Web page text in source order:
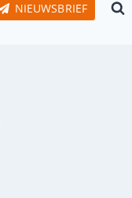
NIEUWSBRIEF